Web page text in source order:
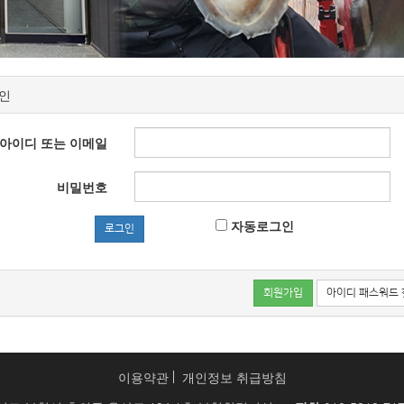
아이디 또는 이메일
비밀번호
로그인 자동로그인
회원가입 아이디 패스워드
이용약관
개인정보 취급방침